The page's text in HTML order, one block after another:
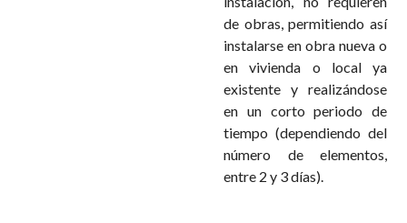
de obras, permitiendo así
instalarse en obra nueva o
en vivienda o local ya
existente y realizándose
en un corto periodo de
tiempo (dependiendo del
número de elementos,
entre 2 y 3 días).